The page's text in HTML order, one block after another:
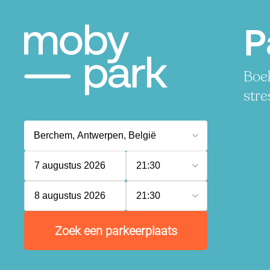
7 augustus 2026 21:30
8 augustus 2026 21:30
Zoek een parkeerplaats